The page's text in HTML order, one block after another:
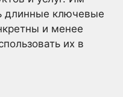
длинные ключевые
и менее
их в